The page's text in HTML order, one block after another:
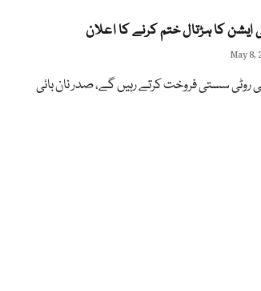
ایشن کا ہڑتال ختم کرنے کا اعلان
May 8,
روٹی سستی فروخت کرتے رہیں گے، صدر نان بائی